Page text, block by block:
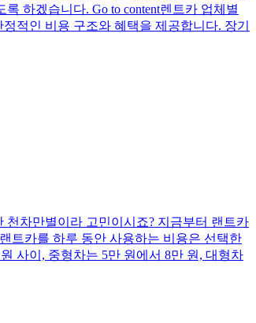
하겠습니다. Go to content렌트카 업체별
적인 비용 구조와 혜택을 제공합니다. 장기
차만별이라 고민이시죠? 지금부터 랜트카
트카를 하루 동안 사용하는 비용은 선택한
사이, 중형차는 5만 원에서 8만 원, 대형차